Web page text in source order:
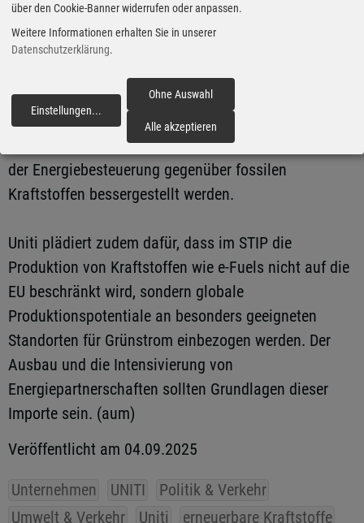
anderem ambitionierte Quoten für erneuerbare
Kraftstoffe im gesamten Verkehr bis 2030 und einen
CO2-Flottenregulierung, die den Einsatz erneuerbarer
Kraftstoffe für sämtliche neue Kraftfahrzeuge
ermöglicht. Zudem sollten erneuerbare Kraftstoffe bei
der Energiebesteuerung gegenüber fossilen
Kraftstoffen bessergestellt werden.
Uniti plädiert zudem dafür, dass im STIP die
Produktion von Kraftstoffen wie e-Fuels nicht auf die
EU beschränkt wird, sondern globale
Produktionspotentiale an besonders geeigneten
Standorten für Grünstrom einbezogen werden. Der
Ausbau und die Intensivierung von
Energiepartnerschaften sollten Grundlagen dieser
Importe sein. (aum)
Veröffentlicht am 04.09.2025
Unternehmen UNITI
Politik & Verkehr
Umwelt & Verkehr
Uniti erneuerbare Kraftstoffe
über den Cookie-Banner widerrufen oder anpassen.
Weitere Informationen erhalten Sie in unserer
Datenschutzerklärung.
Einstellungen...
Ohne Auswahl
Alle akzeptieren